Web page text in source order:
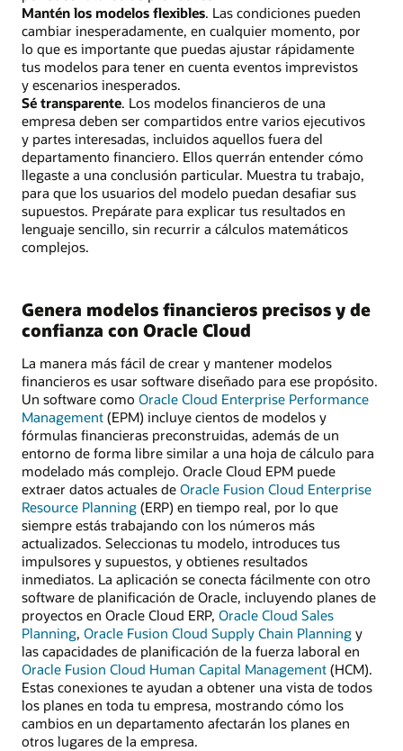
Mantén los modelos flexibles. Las condiciones pueden
cambiar inesperadamente, en cualquier momento, por
lo que es importante que puedas ajustar rápidamente
tus modelos para tener en cuenta eventos imprevistos
y escenarios inesperados.
Sé transparente. Los modelos financieros de una
empresa deben ser compartidos entre varios ejecutivos
y partes interesadas, incluidos aquellos fuera del
departamento financiero. Ellos querrán entender cómo
llegaste a una conclusión particular. Muestra tu trabajo,
para que los usuarios del modelo puedan desafiar sus
supuestos. Prepárate para explicar tus resultados en
lenguaje sencillo, sin recurrir a cálculos matemáticos
complejos.
Genera modelos financieros precisos y de
confianza con Oracle Cloud
La manera más fácil de crear y mantener modelos
financieros es usar software diseñado para ese propósito.
Un software como Oracle Cloud Enterprise Performance
Management (EPM) incluye cientos de modelos y
fórmulas financieras preconstruidas, además de un
entorno de forma libre similar a una hoja de cálculo para
modelado más complejo. Oracle Cloud EPM puede
extraer datos actuales de Oracle Fusion Cloud Enterprise
Resource Planning (ERP) en tiempo real, por lo que
siempre estás trabajando con los números más
actualizados. Seleccionas tu modelo, introduces tus
impulsores y supuestos, y obtienes resultados
inmediatos. La aplicación se conecta fácilmente con otro
software de planificación de Oracle, incluyendo planes de
proyectos en Oracle Cloud ERP, Oracle Cloud Sales
Planning, Oracle Fusion Cloud Supply Chain Planning y
las capacidades de planificación de la fuerza laboral en
Oracle Fusion Cloud Human Capital Management (HCM).
Estas conexiones te ayudan a obtener una vista de todos
los planes en toda tu empresa, mostrando cómo los
cambios en un departamento afectarán los planes en
otros lugares de la empresa.